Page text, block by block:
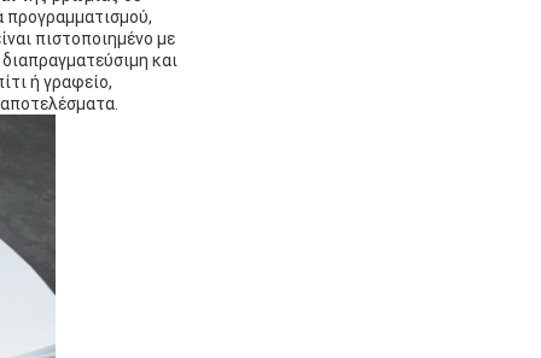
προγραμματισμού,
πιστοποιημένο με
και
ή γραφείο,